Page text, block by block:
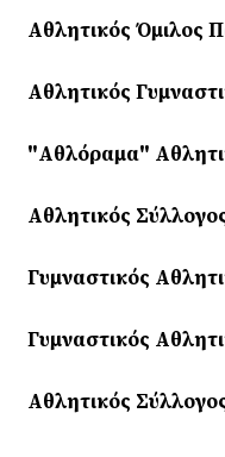
Αθλητικός Όμιλος
Αθλητικός
"Αθλόραμα"
Αθλητικός
Γυμναστικός
Γυμναστικός
Αθλητικός